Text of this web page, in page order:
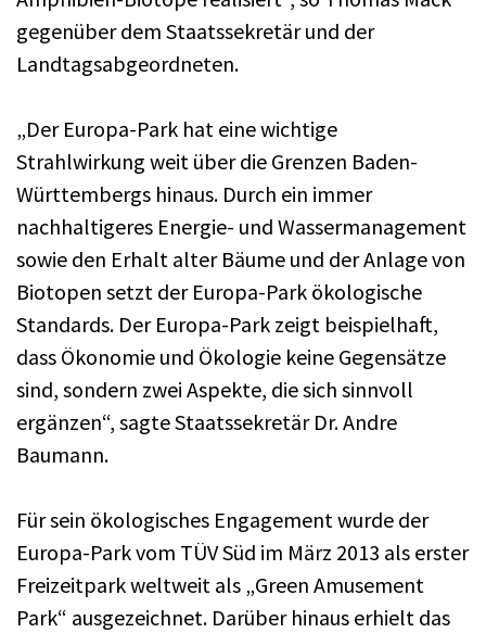
gegenüber dem Staatssekretär und der
Landtagsabgeordneten.
„Der Europa-Park hat eine wichtige
Strahlwirkung weit über die Grenzen Baden-
Württembergs hinaus. Durch ein immer
nachhaltigeres Energie- und Wassermanagement
sowie den Erhalt alter Bäume und der Anlage von
Biotopen setzt der Europa-Park ökologische
Standards. Der Europa-Park zeigt beispielhaft,
dass Ökonomie und Ökologie keine Gegensätze
sind, sondern zwei Aspekte, die sich sinnvoll
ergänzen“, sagte Staatssekretär Dr. Andre
Baumann.
Für sein ökologisches Engagement wurde der
Europa-Park vom TÜV Süd im März 2013 als erster
Freizeitpark weltweit als „Green Amusement
Park“ ausgezeichnet. Darüber hinaus erhielt das